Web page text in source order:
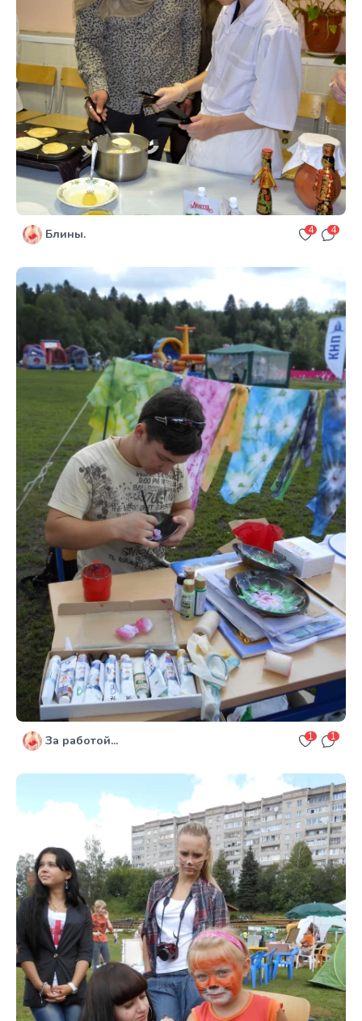
Блины. 4 4
За работой... 1 1